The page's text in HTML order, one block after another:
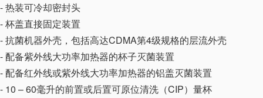
- 热装可冷却密封头
- 杯盖直接固定装置
- 抗菌机器外壳，包括高达CDMA第4级规格的层流外壳
- 配备紫外线大功率加热器的杯子灭菌装置
- 配备红外线或紫外线大功率加热器的铝盖灭菌装置
- 10 – 60毫升的前置或后置可原位清洗（CIP）量杯